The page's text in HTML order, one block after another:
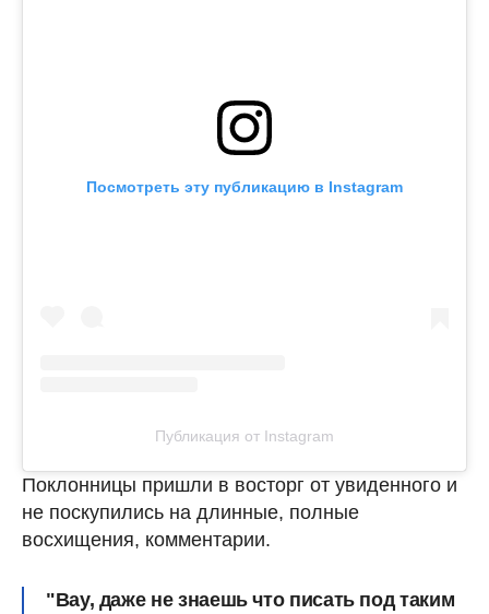
Посмотреть эту публикацию в Instagram
Публикация от Instagram
Поклонницы пришли в восторг от увиденного и
не поскупились на длинные, полные
восхищения, комментарии.
"Вау, даже не знаешь что писать под таким